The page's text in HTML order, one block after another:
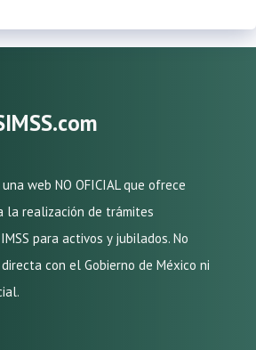
web NO OFICIAL que ofrece
la realización de trámites
para activos y jubilados. No
con el Gobierno de México ni